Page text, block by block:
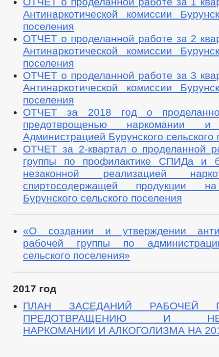
Антинаркотической комиссии
поселения
ОТЧЕТ о проделанной работе за 2
Антинаркотической комиссии
поселения
ОТЧЕТ о проделанной работе за 3
Антинаркотической комиссии
поселения
ОТЧЕТ за 2018 год о
предотврощенью наркомании и
Администрацией Бурунского сельского
ОТЧЕТ за 2-квартал о проделанной
группы по профилактике СПИДа и
незаконной реализацией
спиртосодержащей продукции
Бурунского сельского поселения
«О создании и утверждении
рабочей группы по
сельского поселения»
2017 год
ПЛАН ЗАСЕДАНИЙ РАБОЧЕЙ
ПРЕДОТВРАЩЕНИЮ И
НАРКОМАНИИ И АЛКОГОЛИЗМА НА